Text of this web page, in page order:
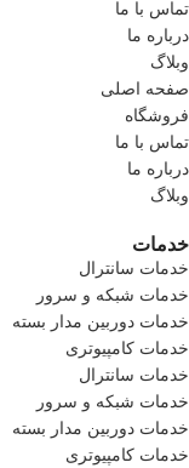
تماس با ما
درباره ما
وبلاگ
صفحه اصلی
فروشگاه
تماس با ما
درباره ما
وبلاگ
خدمات
خدمات سانترال
خدمات شبکه و سرور
خدمات دوربین مدار بسته
خدمات کامپیوتری
خدمات سانترال
خدمات شبکه و سرور
خدمات دوربین مدار بسته
خدمات کامپیوتری